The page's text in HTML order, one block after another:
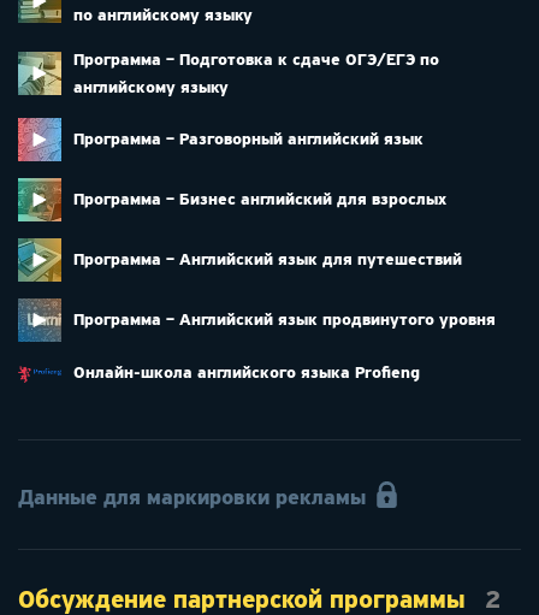
по английскому языку
Программа – Подготовка к сдаче ОГЭ/ЕГЭ по
английскому языку
Программа – Разговорный английский язык
Программа – Бизнес английский для взрослых
Программа – Английский язык для путешествий
Программа – Английский язык продвинутого уровня
Онлайн-школа английского языка Profieng
Данные для маркировки рекламы
Обсуждение партнерской программы 2